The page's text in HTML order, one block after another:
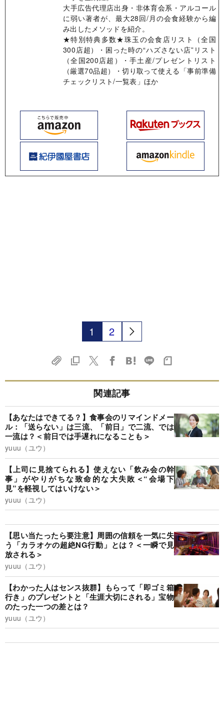
大手広告代理店出身・非体育会系・アルコール
に弱い著者が、最大28回/月の会食経験から編
み出したメソッドを紹介。
★特別特典多数★珠玉の会食店リスト（全国
300店超）・困った時の“ハズさない店”リスト
（全国200店超）・手土産/プレゼントリスト
（厳選70品超）・切り取って使える「事前準備
チェックリスト/一覧表」ほか
1 2
関連記事
【あなたはできてる？】食事会のリマインドメー
ル：「送らない」は三流、「前日」で二流、では
一流は？＜前日では手遅れになることも＞
yuuu（ユウ）
【上司に見捨てられる】使えない「飲み会の幹
事」がやりがちな致命的な大失敗＜“会場下
見”を軽視してはいけない＞
yuuu（ユウ）
【思い当たったら要注意】周囲の信頼を一気に失
う「カラオケの超絶NG行動」とは？＜一瞬で見
放される＞
yuuu（ユウ）
【わかった人はセンス抜群】もらって「即ゴミ箱
行き」のプレゼントと「生涯大切にされる」宝物
のたった一つの差とは？
yuuu（ユウ）